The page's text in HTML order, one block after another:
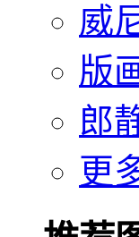
威
版
郎
更